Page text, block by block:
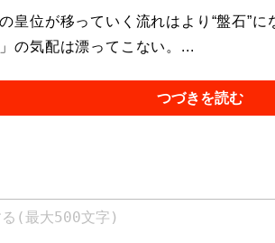
皇位が移っていく流れはより“盤石”に
の気配は漂ってこない。...
つづきを読む